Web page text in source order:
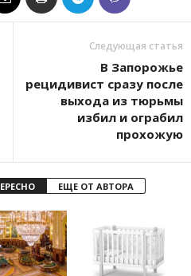
Следующая статья
В Запорожье
рецидивист сразу после
выхода из тюрьмы
избил и ограбил
прохожую
ЕЩЕ ОТ АВТОРА